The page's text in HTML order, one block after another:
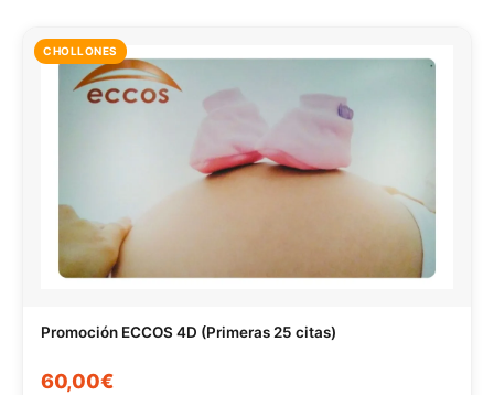
CHOLLONES
Promoción ECCOS 4D (Primeras 25 citas)
60,00€